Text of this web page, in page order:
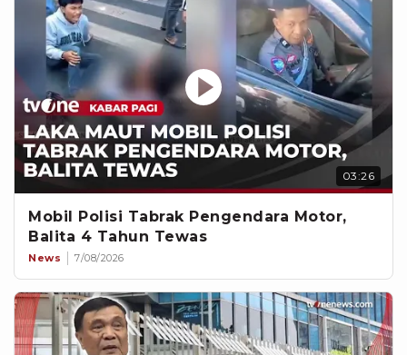
03:26
Mobil Polisi Tabrak Pengendara Motor,
Balita 4 Tahun Tewas
News 7/08/2026